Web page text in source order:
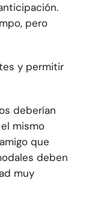
pero
y permitir
deberían
mismo
que
deben
muy